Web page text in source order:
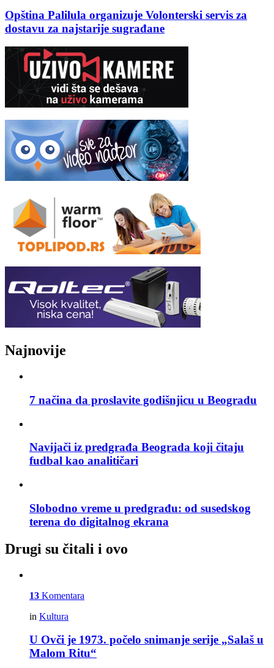
Opština Palilula organizuje Volonterski servis za
dostavu za najstarije sugrađane
Najnovije
7 načina da proslavite godišnjicu u Beogradu
Navijači iz predgrađa Beograda koji čitaju
fudbal kao analitičari
Slobodno vreme u predgrađu: od susedskog
terena do digitalnog ekrana
Drugi su čitali i ovo
13 Komentara
in Kultura
U Ovči je 1973. počelo snimanje serije „Salaš u
Malom Ritu“